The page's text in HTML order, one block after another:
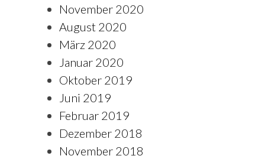
November 2020
August 2020
März 2020
Januar 2020
Oktober 2019
Juni 2019
Februar 2019
Dezember 2018
November 2018